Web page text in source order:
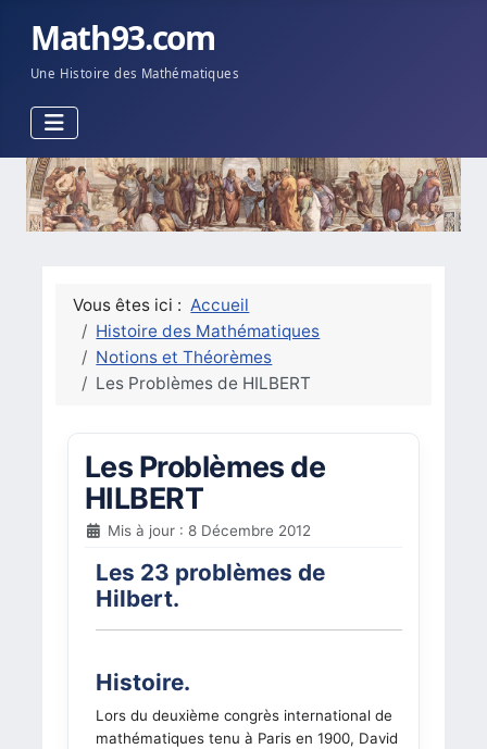
Math93.com
Une Histoire des Mathématiques
Vous êtes ici : Accueil
Histoire des Mathématiques
Notions et Théorèmes
Les Problèmes de HILBERT
Les Problèmes de
HILBERT
Mis à jour : 8 Décembre 2012
Les 23 problèmes de
Hilbert.
Histoire.
Lors du deuxième congrès international de
mathématiques tenu à Paris en 1900, David